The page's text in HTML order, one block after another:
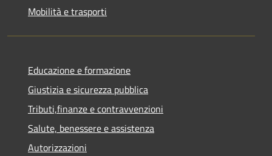
Mobilità e trasporti
Educazione e formazione
Giustizia e sicurezza pubblica
Tributi,finanze e contravvenzioni
Salute, benessere e assistenza
Autorizzazioni